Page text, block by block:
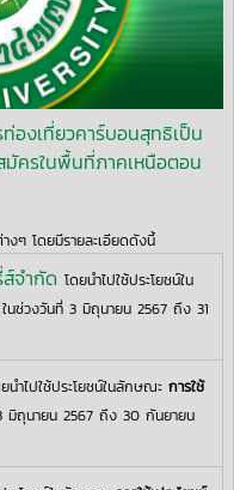
องเที่ยวคาร์บอนสุทธิเป็น
มัครในพื้นที่ภาคเหนือตอน
งๆ โดยมีรายละเอียดดังนี้
จำกัด โดยนำไปใช้ประโยชน์ใน
ในช่วงวันที่ 3 มิถุนายน 2567 ถึง 31
นำไปใช้ประโยชน์ในลักษณะ การใช้
มิถุนายน 2567 ถึง 30 กันยายน